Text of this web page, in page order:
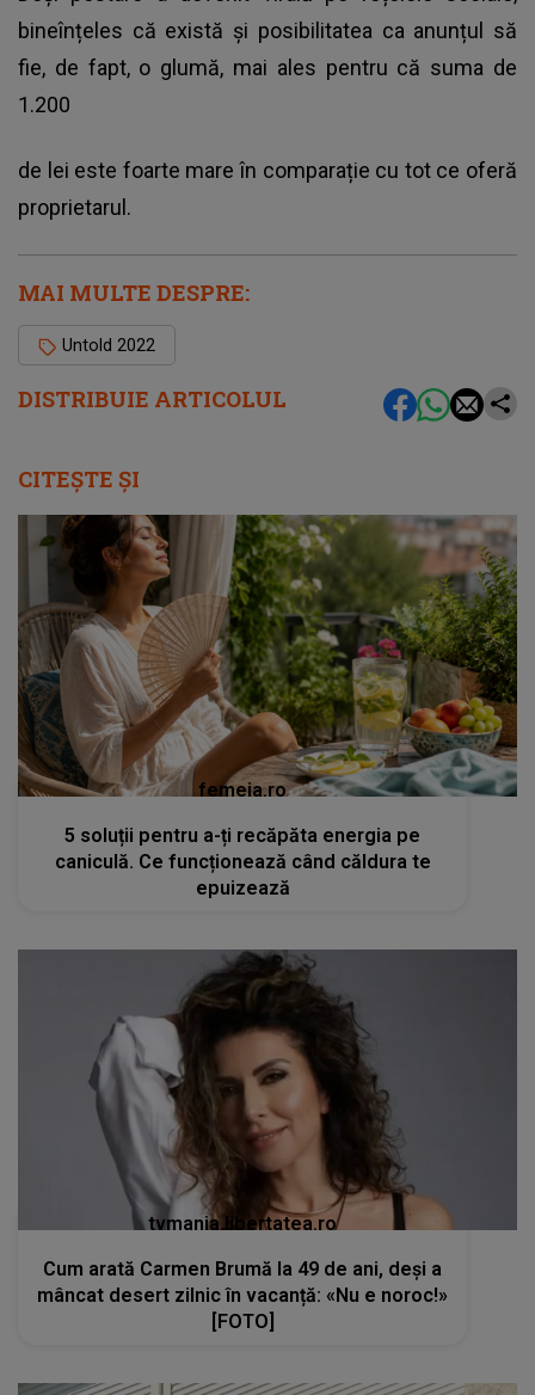
DISTRIBUIE ARTICOLUL
bineînțeles că există și posibilitatea ca anunțul
să
fie, de fapt, o glumă, mai ales pentru că suma de
1.200
de lei este foarte mare în comparație cu tot ce oferă
proprietarul.
MAI MULTE DESPRE:
Untold 2022
CITEȘTE ȘI
femeia.ro
5 soluții pentru a-ți recăpăta energia pe
caniculă. Ce funcționează când căldura te
epuizează
tvmania.libertatea.ro
Cum arată Carmen Brumă la 49 de ani, deși a
mâncat desert zilnic în vacanță: «Nu e noroc!»
[FOTO]